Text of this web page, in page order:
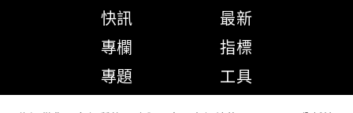
快訊
專欄
專題
最新
指標
工具